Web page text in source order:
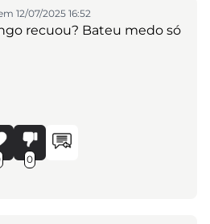
12/07/2025 16:52
recuou? Bateu medo só
0